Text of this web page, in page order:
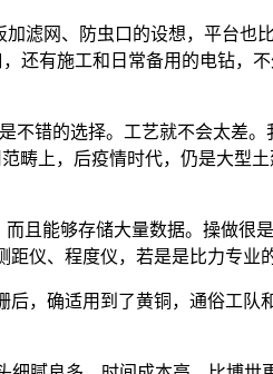
滤网、防虫口的设想，平台也
还有施工和日常备用的电钻，
错的选择。工艺就不会太差。
畴上，后疫情时代，仍是大型
且能够存储大量数据。操做很
仪、程度仪，若是是比力专业
，确适用到了黄铜，通俗工队